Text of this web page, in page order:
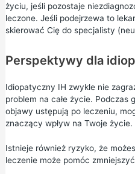
życiu, jeśli pozostaje
leczone. Jeśli podejrzewa to
skierować Cię do specjalisty
Perspektywy dla
Idiopatyczny IH zwykle nie
problem na całe życie. Podczas
objawy ustępują po leczeniu,
znaczący wpływ na Twoje życie.
Istnieje również ryzyko, że
leczenie może pomóc